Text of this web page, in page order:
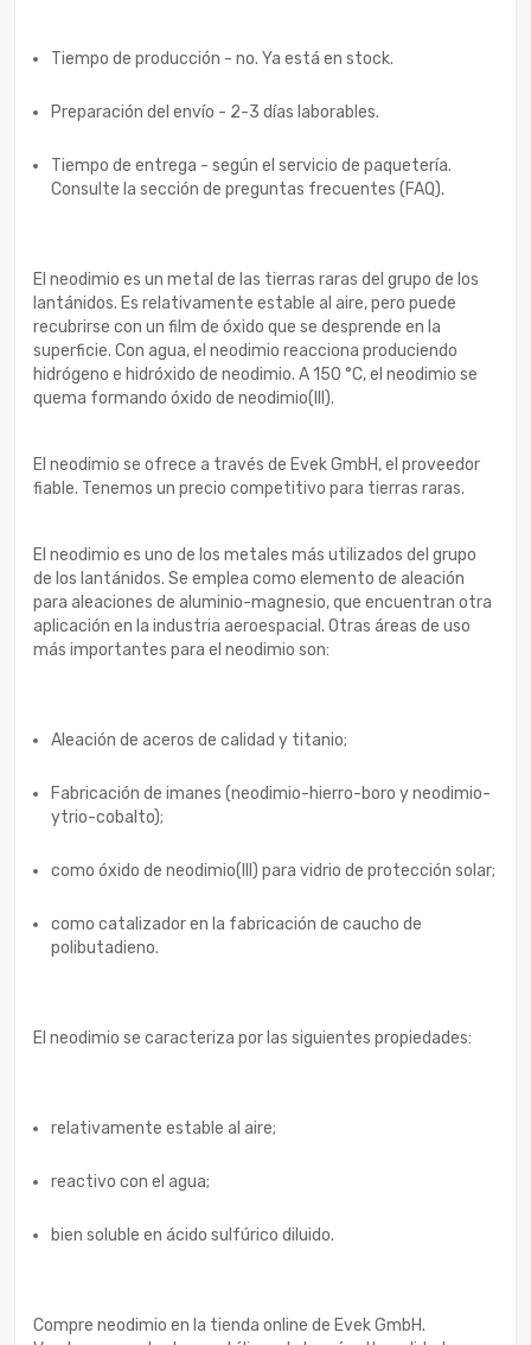
Tiempo de producción - no. Ya está en stock.
Preparación del envío - 2-3 días laborables.
Tiempo de entrega - según el servicio de paquetería.
Consulte la sección de preguntas frecuentes (FAQ).
El neodimio es un metal de las tierras raras del grupo de los
lantánidos. Es relativamente estable al aire, pero puede
recubrirse con un film de óxido que se desprende en la
superficie. Con agua, el neodimio reacciona produciendo
hidrógeno e hidróxido de neodimio. A 150 °C, el neodimio se
quema formando óxido de neodimio(III).
El neodimio se ofrece a través de Evek GmbH, el proveedor
fiable. Tenemos un precio competitivo para tierras raras.
El neodimio es uno de los metales más utilizados del grupo
de los lantánidos. Se emplea como elemento de aleación
para aleaciones de aluminio-magnesio, que encuentran otra
aplicación en la industria aeroespacial. Otras áreas de uso
más importantes para el neodimio son:
Aleación de aceros de calidad y titanio;
Fabricación de imanes (neodimio-hierro-boro y neodimio-
ytrio-cobalto);
como óxido de neodimio(III) para vidrio de protección solar;
como catalizador en la fabricación de caucho de
polibutadieno.
El neodimio se caracteriza por las siguientes propiedades:
relativamente estable al aire;
reactivo con el agua;
bien soluble en ácido sulfúrico diluido.
Compre neodimio en la tienda online de Evek GmbH.